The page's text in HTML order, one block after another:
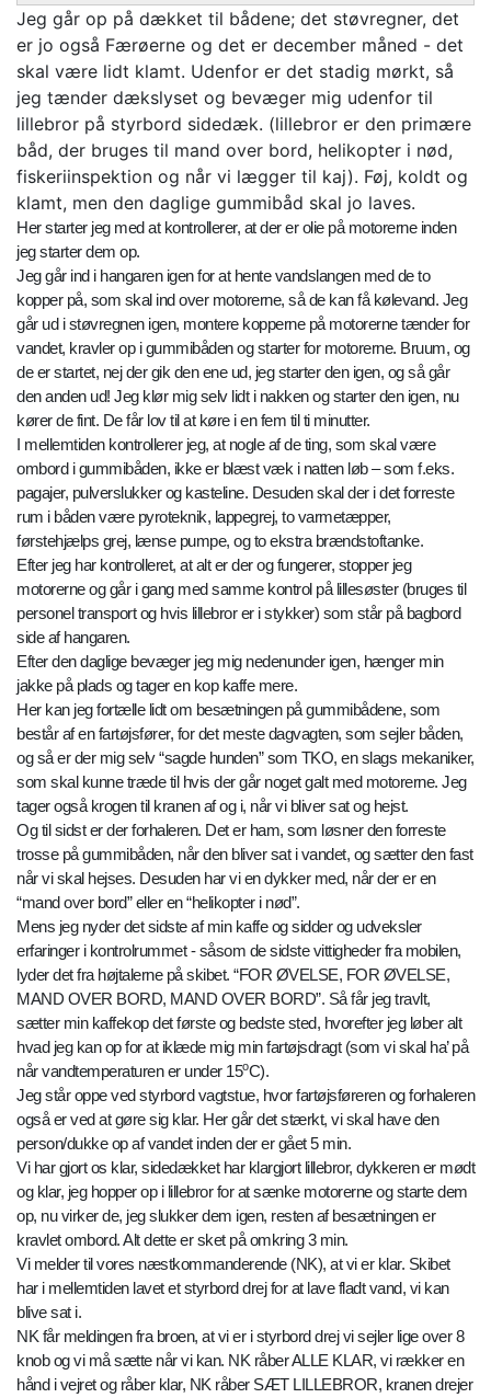
Jeg går op på dækket til bådene; det støvregner, det
er jo også Færøerne og det er december måned - det
skal være lidt klamt. Udenfor er det stadig mørkt, så
jeg tænder dækslyset og bevæger mig udenfor til
lillebror på styrbord sidedæk. (lillebror er den primære
båd, der bruges til mand over bord, helikopter i nød,
fiskeriinspektion og når vi lægger til kaj). Føj, koldt og
klamt, men den daglige gummibåd skal jo laves.
Her starter jeg med at kontrollerer, at der er olie på motorerne inden
jeg starter dem op.
Jeg går ind i hangaren igen for at hente vandslangen med de to
kopper på, som skal ind over motorerne, så de kan få kølevand. Jeg
går ud i støvregnen igen, montere kopperne på motorerne tænder for
vandet, kravler op i gummibåden og starter for motorerne. Bruum, og
de er startet, nej der gik den ene ud, jeg starter den igen, og så går
den anden ud! Jeg klør mig selv lidt i nakken og starter den igen, nu
kører de fint. De får lov til at køre i en fem til ti minutter.
I mellemtiden kontrollerer jeg, at nogle af de ting, som skal være
ombord i gummibåden, ikke er blæst væk i natten løb – som f.eks.
pagajer, pulverslukker og kasteline. Desuden skal der i det forreste
rum i båden være pyroteknik, lappegrej, to varmetæpper,
førstehjælps grej, lænse pumpe, og to ekstra brændstoftanke.
Efter jeg har kontrolleret, at alt er der og fungerer, stopper jeg
motorerne og går i gang med samme kontrol på lillesøster (bruges til
personel transport og hvis lillebror er i stykker) som står på bagbord
side af hangaren.
Efter den daglige bevæger jeg mig nedenunder igen, hænger min
jakke på plads og tager en kop kaffe mere.
Her kan jeg fortælle lidt om besætningen på gummibådene, som
består af en fartøjsfører, for det meste dagvagten, som sejler båden,
og så er der mig selv “sagde hunden” som TKO, en slags mekaniker,
som skal kunne træde til hvis der går noget galt med motorerne. Jeg
tager også krogen til kranen af og i, når vi bliver sat og hejst.
Og til sidst er der forhaleren. Det er ham, som løsner den forreste
trosse på gummibåden, når den bliver sat i vandet, og sætter den fast
når vi skal hejses. Desuden har vi en dykker med, når der er en
“mand over bord” eller en “helikopter i nød”.
Mens jeg nyder det sidste af min kaffe og sidder og udveksler
erfaringer i kontrolrummet - såsom de sidste vittigheder fra mobilen,
lyder det fra højtalerne på skibet. “FOR ØVELSE, FOR ØVELSE,
MAND OVER BORD, MAND OVER BORD”. Så får jeg travlt,
sætter min kaffekop det første og bedste sted, hvorefter jeg løber alt
hvad jeg kan op for at iklæde mig min fartøjsdragt (som vi skal ha’ på
når vandtemperaturen er under 15oC).
Jeg står oppe ved styrbord vagtstue, hvor fartøjsføreren og forhaleren
også er ved at gøre sig klar. Her går det stærkt, vi skal have den
person/dukke op af vandet inden der er gået 5 min.
Vi har gjort os klar, sidedækket har klargjort lillebror, dykkeren er mødt
og klar, jeg hopper op i lillebror for at sænke motorerne og starte dem
op, nu virker de, jeg slukker dem igen, resten af besætningen er
kravlet ombord. Alt dette er sket på omkring 3 min.
Vi melder til vores næstkommanderende (NK), at vi er klar. Skibet
har i mellemtiden lavet et styrbord drej for at lave fladt vand, vi kan
blive sat i.
NK får meldingen fra broen, at vi er i styrbord drej vi sejler lige over 8
knob og vi må sætte når vi kan. NK råber ALLE KLAR, vi rækker en
hånd i vejret og råber klar, NK råber SÆT LILLEBROR, kranen drejer